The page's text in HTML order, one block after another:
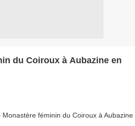
du Coiroux à Aubazine en